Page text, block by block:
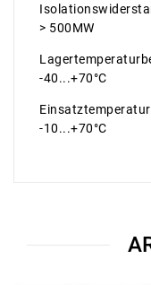
> 500MW
-40...+70°C
-10...+70°C